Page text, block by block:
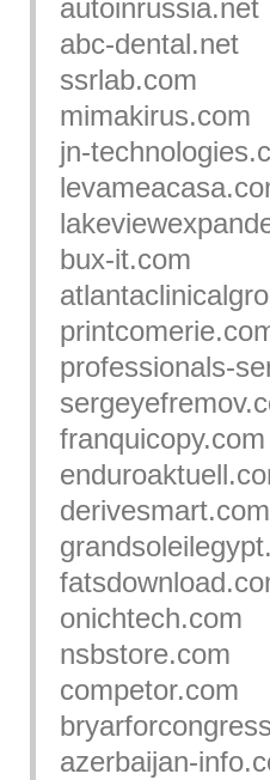
autoinrussia.net
abc-dental.net
ssrlab.com
mimakirus.com
jn-
bux-it.com
professionals-
franquicopy.com
derivesmart.com
onichtech.com
nsbstore.com
competor.com
azerbaijan-